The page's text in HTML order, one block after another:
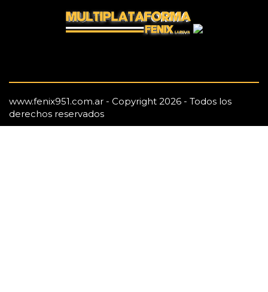
www.fenix951.com.ar - Copyright 2026 - Todos los
derechos reservados